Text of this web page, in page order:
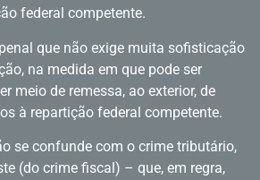
federal competente.
que não exige muita sofisticação
na medida em que pode ser
meio de remessa, ao exterior, de
à repartição federal competente.
se confunde com o crime tributário,
(do crime fiscal) – que, em regra,